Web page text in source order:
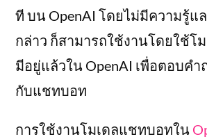
ที บน OpenAI โดยไม่มีความรู้แ
กล่าว ก็สามารถใช้งานโดยใช้โ
มีอยู่แล้วใน OpenAI เพื่อตอบค
กับแชทบอท
การใช้งานโมเดลแชทบอทใน